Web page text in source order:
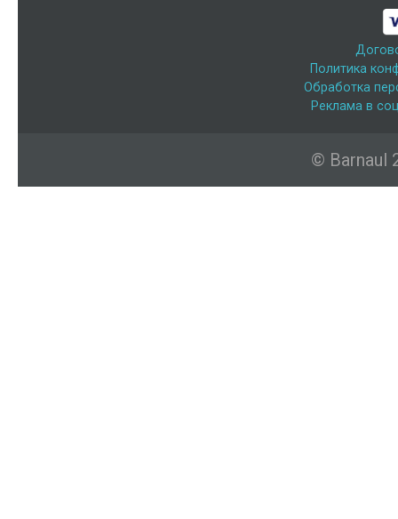
Политика
Обработка
Реклама в
© Barnaul